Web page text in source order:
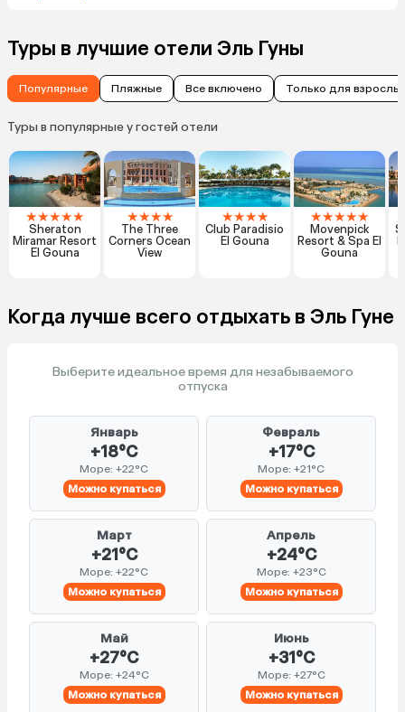
Туры в лучшие отели Эль Гуны
Популярные Пляжные Все включено Только для
Туры в популярные у гостей отели
★★★★★
Sheraton
Miramar Resort
El Gouna
★★★★
The Three
Corners Ocean
View
★★★★
Club Paradisio
El Gouna
★★★★★
Movenpick
Resort & Spa El
Gouna
Когда лучше всего отдыхать в Эль Гуне
Выберите идеальное время для незабываемого
отпуска
Январь
+18°C
Море: +22°C
Можно купаться
Февраль
+17°C
Море: +21°C
Можно купаться
Март
+21°C
Море: +22°C
Можно купаться
Апрель
+24°C
Море: +23°C
Можно купаться
Май
+27°C
Море: +24°C
Можно купаться
Июнь
+31°C
Море: +27°C
Можно купаться